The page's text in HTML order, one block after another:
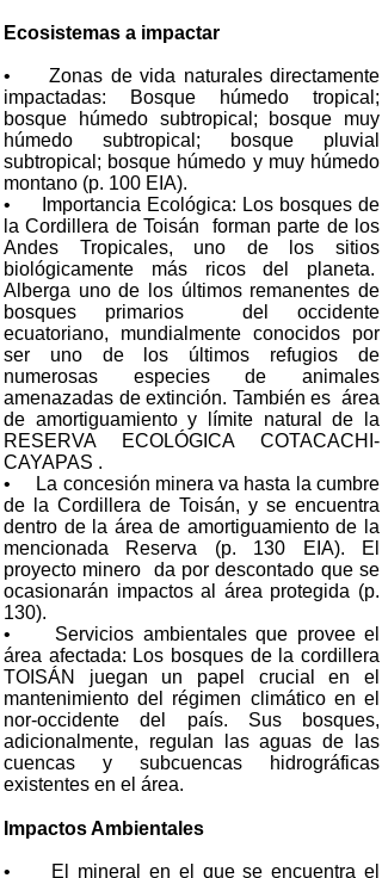
Ecosistemas a impactar
• Zonas de vida naturales directamente
impactadas: Bosque húmedo tropical;
bosque húmedo subtropical; bosque muy
húmedo subtropical; bosque pluvial
subtropical; bosque húmedo y muy húmedo
montano (p. 100 EIA).
• Importancia Ecológica: Los bosques de
la Cordillera de Toisán forman parte de los
Andes Tropicales, uno de los sitios
biológicamente más ricos del planeta.
Alberga uno de los últimos remanentes de
bosques primarios del occidente
ecuatoriano, mundialmente conocidos por
ser uno de los últimos refugios de
numerosas especies de animales
amenazadas de extinción. También es área
de amortiguamiento y límite natural de la
RESERVA ECOLÓGICA COTACACHI-
CAYAPAS .
• La concesión minera va hasta la cumbre
de la Cordillera de Toisán, y se encuentra
dentro de la área de amortiguamiento de la
mencionada Reserva (p. 130 EIA). El
proyecto minero da por descontado que se
ocasionarán impactos al área protegida (p.
130).
• Servicios ambientales que provee el
área afectada: Los bosques de la cordillera
TOISÁN juegan un papel crucial en el
mantenimiento del régimen climático en el
nor-occidente del país. Sus bosques,
adicionalmente, regulan las aguas de las
cuencas y subcuencas hidrográficas
existentes en el área.
Impactos Ambientales
• El mineral en el que se encuentra el